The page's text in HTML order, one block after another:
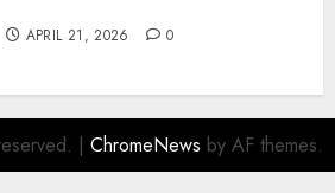
APRIL 21, 2026 0
| ChromeNews by AF themes.